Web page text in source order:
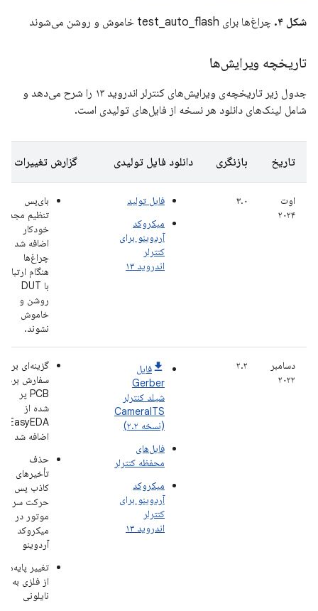
شکل ۴. چراغ‌ها برای test_auto_flash خاموش و روشن می‌شوند
تاریخچه ویرایش‌ها
جدول زیر تاریخچه‌ی ویرایش‌های کنترلر اندروید ۱۳ را شرح می‌دهد و
شامل لینک‌های دانلود هر نسخه از فایل‌های تولیدی است.
تاریخ بازنگری دانلود فایل تولیدی گزارش تغییرات
اوت
۲۰۲۴
۳.۰
فایل تولید
میکروکد
آردوینو برای
کنترلر
اندروید ۱۳
بای‌پس
تنظیم مجدد
خودکار
اضافه شد تا
چراغ‌ها
هنگام ارتباط
با DUT
روشن و
خاموش
نشوند.
دسامبر
۲۰۲۲
۲.۲
فایل
Gerber
شیلد کنترلر
CameraITS
(نسخه ۲.۲)
فایل‌های
محفظه کنترلر
میکروکد
آردوینو برای
کنترلر
اندروید ۱۳
گزینه‌ای برای
سفارش برد
PCB پر
شده از
EasyEDA
اضافه شد
حذف
تأخیرهای
کاذب پس از
حرکت سروو
موتور در
میکروکد
آردوینو
تغییر پایه‌ها
از فلزی به
نایلونی